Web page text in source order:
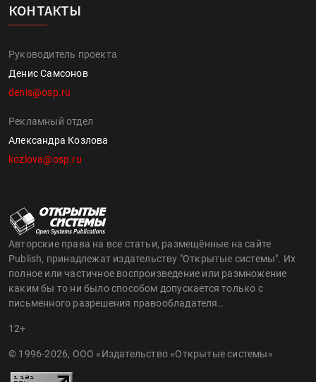
КОНТАКТЫ
Руководитель проекта
Денис Самсонов
denis@osp.ru
Рекламный отдел
Александра Козлова
kozlova@osp.ru
Авторские права на все статьи, размещённые на сайте
Publish, принадлежат издательству "Открытые системы". Их
полное или частичное воспроизведение или размножение
каким бы то ни было способом допускается только с
письменного разрешения правообладателя..
12+
© 1996-2026, ООО «Издательство «Открытые системы»